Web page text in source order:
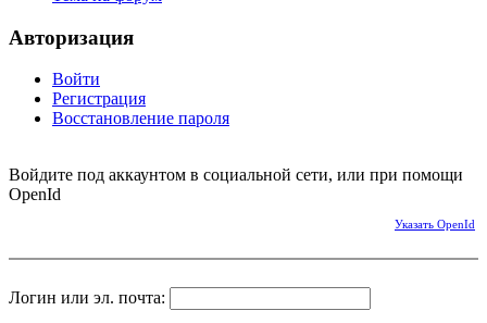
Авторизация
Войти
Регистрация
Восстановление пароля
Войдите под аккаунтом в социальной сети, или при помощи
OpenId
Указать OpenId
Логин или эл. почта: